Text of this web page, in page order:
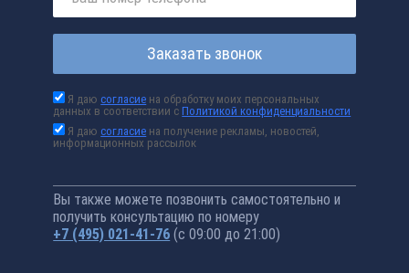
Заказать звонок
Я даюсогласие на обработку моих персональных
данных в соответствии сПолитикой конфиденциальности
Я даюсогласие на получение рекламы, новостей,
информационных рассылок
Вы также можете позвонить самостоятельно и
получить консультацию по номеру
+7 (495) 021-41-76 (с 09:00 до 21:00)